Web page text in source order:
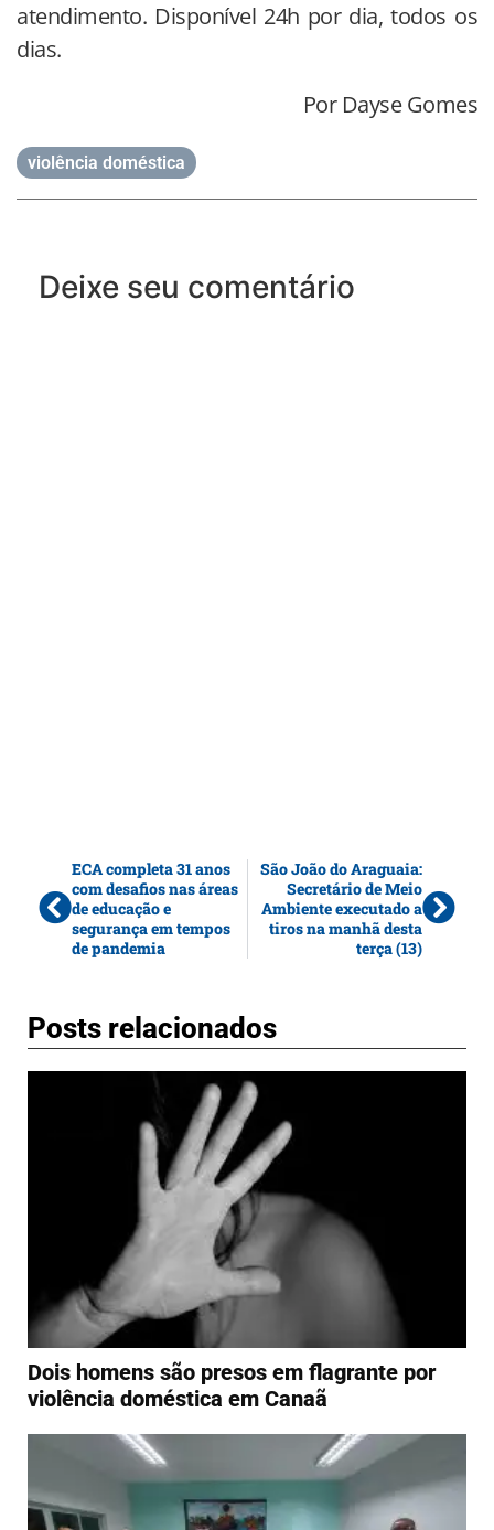
atendimento. Disponível 24h por dia, todos os
dias.
Por Dayse Gomes
violência doméstica
Deixe seu comentário
ECA completa 31 anos
com desafios nas áreas
de educação e
segurança em tempos
de pandemia
São João do Araguaia:
Secretário de Meio
Ambiente executado a
tiros na manhã desta
terça (13)
Posts relacionados
Dois homens são presos em flagrante por
violência doméstica em Canaã